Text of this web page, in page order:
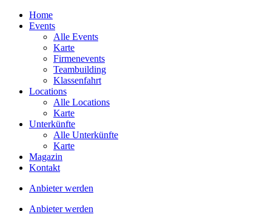
Home
Events
Alle Events
Karte
Firmenevents
Teambuilding
Klassenfahrt
Locations
Alle Locations
Karte
Unterkünfte
Alle Unterkünfte
Karte
Magazin
Kontakt
Anbieter werden
Anbieter werden